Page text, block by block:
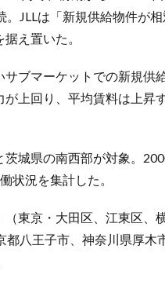
JLLは「新規供給物件が
え置いた。
ブマーケットでの新規供
上回り、平均賃料は上昇
城県の南西部が対象。
状況を集計した。
東京・大田区、江東区、
八王子市、神奈川県厚木